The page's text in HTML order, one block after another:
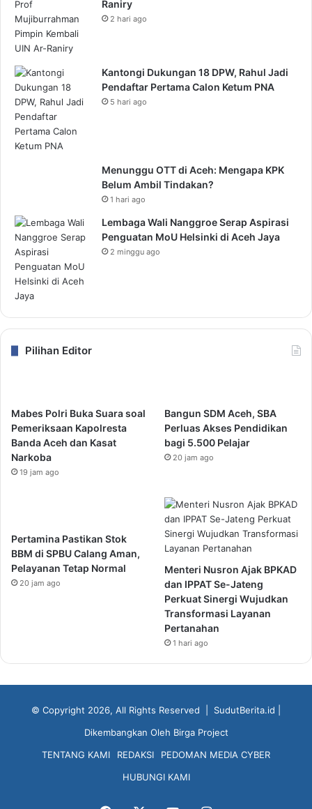
Raniry
2 hari ago
Kantongi Dukungan 18 DPW, Rahul Jadi
Pendaftar Pertama Calon Ketum PNA
5 hari ago
Menunggu OTT di Aceh: Mengapa KPK
Belum Ambil Tindakan?
1 hari ago
Lembaga Wali Nanggroe Serap Aspirasi
Penguatan MoU Helsinki di Aceh Jaya
2 minggu ago
Pilihan Editor
Mabes Polri Buka Suara soal
Pemeriksaan Kapolresta
Banda Aceh dan Kasat
Narkoba
19 jam ago
Bangun SDM Aceh, SBA
Perluas Akses Pendidikan
bagi 5.500 Pelajar
20 jam ago
Pertamina Pastikan Stok
BBM di SPBU Calang Aman,
Pelayanan Tetap Normal
20 jam ago
Menteri Nusron Ajak BPKAD
dan IPPAT Se-Jateng
Perkuat Sinergi Wujudkan
Transformasi Layanan
Pertanahan
1 hari ago
© Copyright 2026, All Rights Reserved | SudutBerita.id
Dikembangkan Oleh Birga Project
TENTANG KAMI
REDAKSI
PEDOMAN MEDIA CYBER
HUBUNGI KAMI